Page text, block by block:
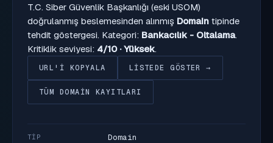
T.C. Siber Güvenlik Başkanlığı (eski USOM)
doğrulanmış beslemesinden alınmış Domain tipinde
tehdit göstergesi. Kategori: Bankacılık - Oltalama.
Kritiklik seviyesi: 4/10 · Yüksek.
URL'I KOPYALA LISTEDE GÖSTER →
TÜM DOMAIN KAYITLARI
TIP Domain